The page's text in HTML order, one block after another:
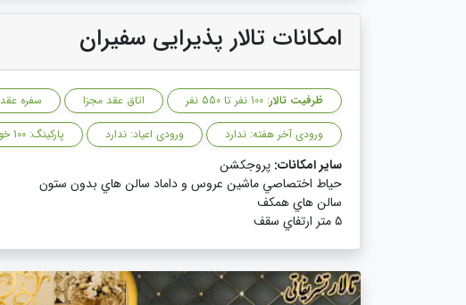
امکانات تالار پذیرایی سفیران
ظرفیت تالار: 100 نفر تا 550 نفر اتاق عقد مجزا سفره عقد
ورودی آخر هفته: ندارد
ورودی اعیاد: ندارد پارکینگ: 100 خودرو
سایر امکانات: پروجکشن
حياط اختصاصي ماشين عروس و داماد سالن هاي بدون ستون
سالن هاي همكف
٥ متر ارتفاي سقف